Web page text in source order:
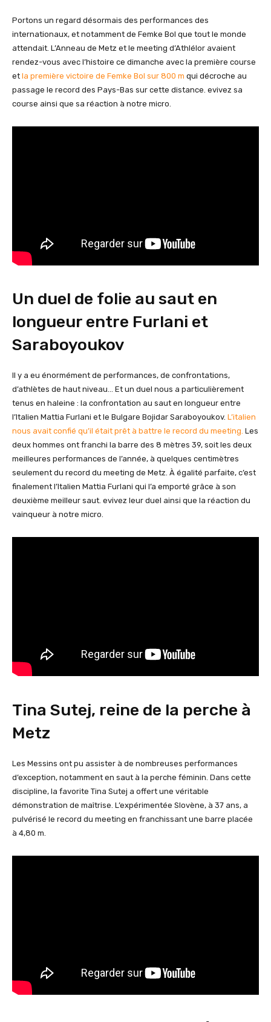
Portons un regard désormais des performances des
internationaux, et notamment de Femke Bol que tout le monde
attendait. L’Anneau de Metz et le meeting d’Athlélor avaient
rendez-vous avec l’histoire ce dimanche avec la première course
et la première victoire de Femke Bol sur 800 m qui décroche au
passage le record des Pays-Bas sur cette distance. evivez sa
course ainsi que sa réaction à notre micro.
Un duel de folie au saut en
longueur entre Furlani et
Saraboyoukov
Il y a eu énormément de performances, de confrontations,
d’athlètes de haut niveau… Et un duel nous a particulièrement
tenus en haleine : la confrontation au saut en longueur entre
l’Italien Mattia Furlani et le Bulgare Bojidar Saraboyoukov. L’italien
nous avait confié qu’il était prêt à battre le record du meeting. Les
deux hommes ont franchi la barre des 8 mètres 39, soit les deux
meilleures performances de l’année, à quelques centimètres
seulement du record du meeting de Metz. À égalité parfaite, c’est
finalement l’Italien Mattia Furlani qui l’a emporté grâce à son
deuxième meilleur saut. evivez leur duel ainsi que la réaction du
vainqueur à notre micro.
Tina Sutej, reine de la perche à
Metz
Les Messins ont pu assister à de nombreuses performances
d’exception, notamment en saut à la perche féminin. Dans cette
discipline, la favorite Tina Sutej a offert une véritable
démonstration de maîtrise. L’expérimentée Slovène, à 37 ans, a
pulvérisé le record du meeting en franchissant une barre placée
à 4,80 m.